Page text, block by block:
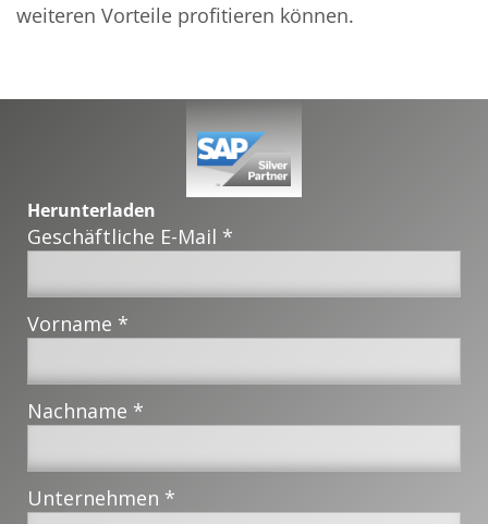
weiteren Vorteile profitieren können.
Herunterladen